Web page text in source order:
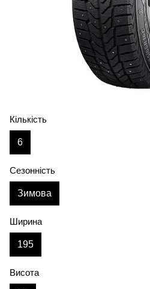
Кількість
6
Сезонність
Зимова
Ширина
195
Висота